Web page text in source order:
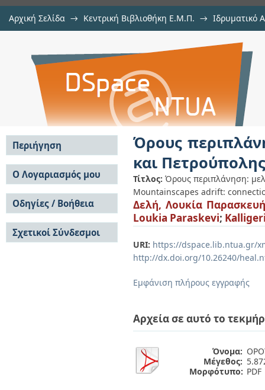
Αρχική Σελίδα → Κεντρική Βιβλιοθήκη Ε.Μ.Π. → Ιδρυματικό
Όρους περιπλάνηση: μελέτη
Όρους
και Πετρούπολης
Τίτλος: Όρους περιπλάνηση:
Mountainscapes adrift:
Δελή, Λουκία Παρασκευή
Loukia Paraskevi;
URI: https://dspace.lib.ntua.gr/
http://dx.doi.org/10.26240/
Εμφάνιση πλήρους εγγραφής
Αρχεία σε αυτό το
Όνομα:
Μέγεθος:
Μορφότυπο: PDF
Περιήγηση
Σε όλο το DSpace
Κοινότητες & Συλλογές
Ανά Ημερομηνία
Έκδοσης
Συγγραφείς
Τίτλοι
Θέματα
Ο Λογαριασμός μου
Σύνδεση
Εγγραφή
Οδηγίες / Βοήθεια
Οδηγίες Υποβολής
Οδηγίες Χρήσης ΙΑ
Συχνές Ερωτήσεις
Σχετικοί Σύνδεσμοι